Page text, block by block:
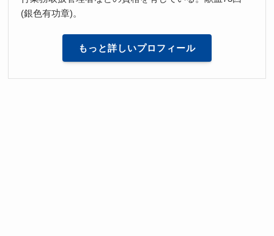
(銀色有功章)。
もっと詳しいプロフィール